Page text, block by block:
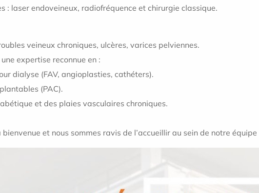
: laser endoveineux, radiofréquence et chirurgie classique.
veineux chroniques, ulcères, varices pelviennes.
expertise reconnue en :
dialyse (FAV, angioplasties, cathéters).
(PAC).
et des plaies vasculaires chroniques.
et nous sommes ravis de l’accueillir au sein de notre